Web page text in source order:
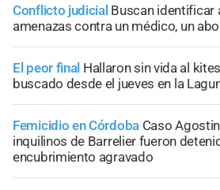
Conflicto judicial Buscan identificar
amenazas contra un médico, un
El peor final Hallaron sin vida al
buscado desde el jueves en la
Femicidio en Córdoba Caso
inquilinos de Barrelier fueron
encubrimiento agravado